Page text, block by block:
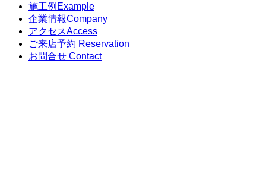
施工例 Example
企業情報Company
アクセスAccess
ご来店予約 Reservation
お問合せ Contact